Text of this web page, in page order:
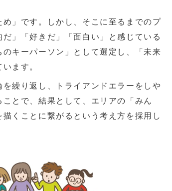
」です。しかし、そこに至るまでのプ
」「好きだ」「面白い」と感じている
のキーパーソン」として選定し、「未来
ます。
繰り返し、トライアンドエラーをしや
とで、結果として、エリアの「みん
くことに繋がるという考え方を採用し